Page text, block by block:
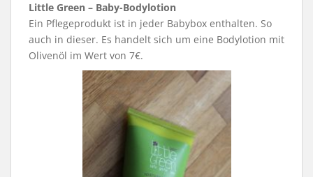
Little Green – Baby-Bodylotion
Ein Pflegeprodukt ist in jeder Babybox enthalten. So
auch in dieser. Es handelt sich um eine Bodylotion mit
Olivenöl im Wert von 7€.